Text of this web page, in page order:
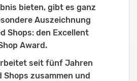
bieten, gibt es ganz
Auszeichnung
Shops: den Excellent
Award.
seit fünf Jahren
Shops zusammen und